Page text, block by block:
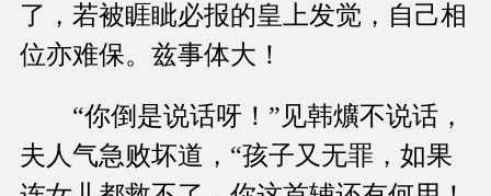
了，若被睚眦必报的皇上发觉，自己相
位亦难保。兹事体大！
“你倒是说话呀！”见韩爌不说话，
夫人气急败坏道，“孩子又无罪，如果